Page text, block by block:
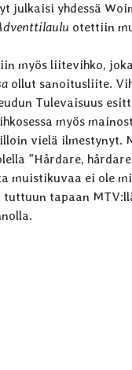
julkaisi yhdessä
otettiin
myös liitevihko,
ollut sanoitusliite.
Tulevaisuus
myös
vielä
”Hårdare,
muistikuvaa ei ole
tapaan